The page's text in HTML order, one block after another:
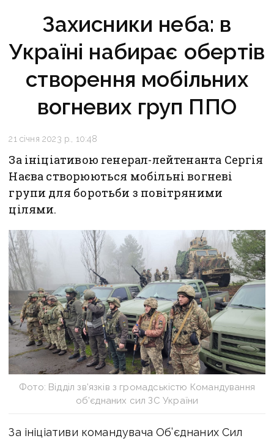
Захисники неба: в
Україні набирає обертів
створення мобільних
вогневих груп ППО
21 січня 2023 р., 10:48
За ініціативою генерал-лейтенанта Сергія
Наєва створюються мобільні вогневі
групи для боротьби з повітряними
цілями.
Фото: Відділ зв’язків з громадськістю Командування
об’єднаних сил ЗС України
За ініціативи командувача Об’єднаних Сил